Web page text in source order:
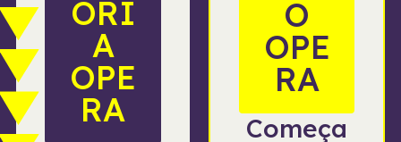
ORI
A
OPE
RA
O
OPE
RA
Começa